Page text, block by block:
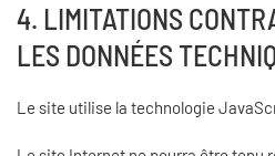
4. LIMITATIONS
LES DONNÉES
Le site utilise la technologie